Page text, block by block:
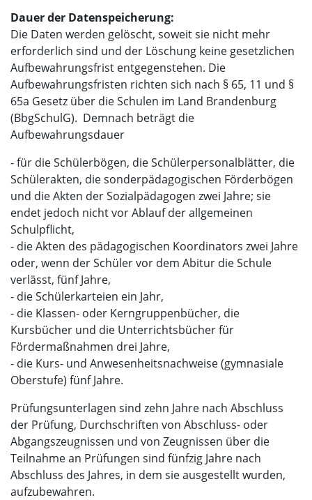
Dauer der Datenspeicherung:
Die Daten werden gelöscht, soweit sie nicht mehr
erforderlich sind und der Löschung keine gesetzlichen
Aufbewahrungsfrist entgegenstehen. Die
Aufbewahrungsfristen richten sich nach § 65, 11 und §
65a Gesetz über die Schulen im Land Brandenburg
(BbgSchulG). Demnach beträgt die
Aufbewahrungsdauer
- für die Schülerbögen, die Schülerpersonalblätter, die
Schülerakten, die sonderpädagogischen Förderbögen
und die Akten der Sozialpädagogen zwei Jahre; sie
endet jedoch nicht vor Ablauf der allgemeinen
Schulpflicht,
- die Akten des pädagogischen Koordinators zwei Jahre
oder, wenn der Schüler vor dem Abitur die Schule
verlässt, fünf Jahre,
- die Schülerkarteien ein Jahr,
- die Klassen- oder Kerngruppenbücher, die
Kursbücher und die Unterrichtsbücher für
Fördermaßnahmen drei Jahre,
- die Kurs- und Anwesenheitsnachweise (gymnasiale
Oberstufe) fünf Jahre.
Prüfungsunterlagen sind zehn Jahre nach Abschluss
der Prüfung, Durchschriften von Abschluss- oder
Abgangszeugnissen und von Zeugnissen über die
Teilnahme an Prüfungen sind fünfzig Jahre nach
Abschluss des Jahres, in dem sie ausgestellt wurden,
aufzubewahren.